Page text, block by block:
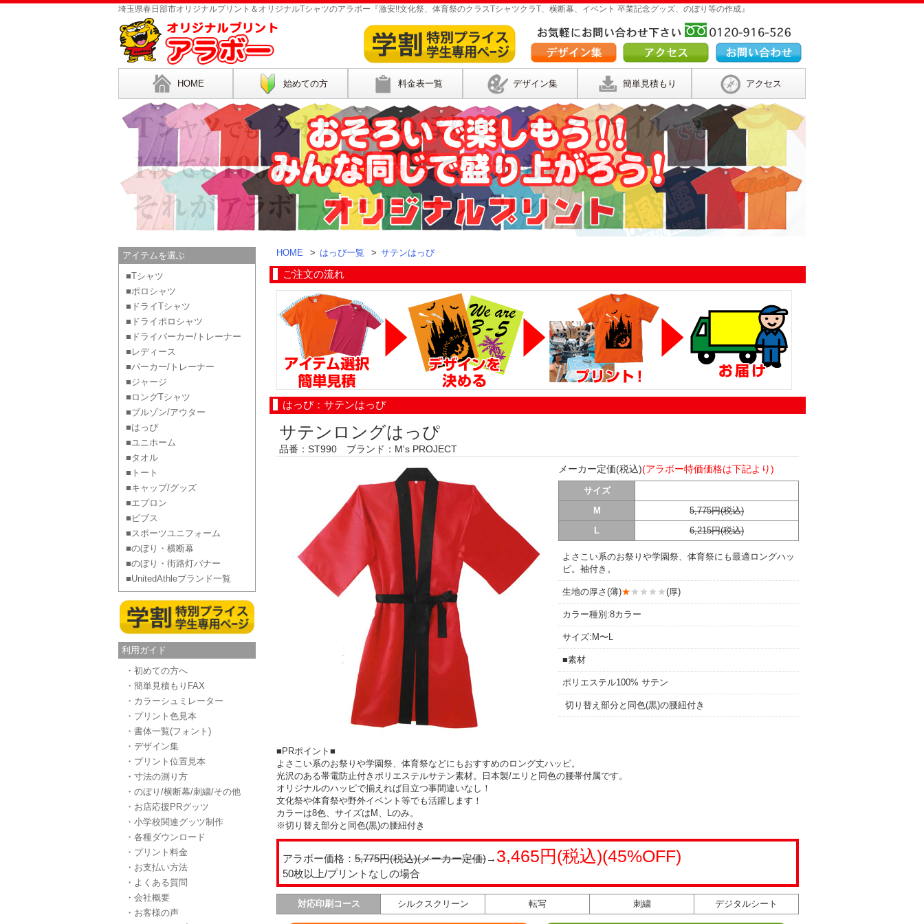
埼玉県春日部市オリジナルプリント＆オリジナルTシャツのアラボー『激安!!文化祭、体育祭のクラスTシャツクラT、横断幕、イベント 卒業記念グッズ、のぼり等の作成』
HOME 始めての方 料金表一覧 デザイン集 簡単見積もり アクセス
アイテムを選ぶ
■Tシャツ
■ポロシャツ
■ドライTシャツ
■ドライポロシャツ
■ドライパーカー/トレーナー
■レディース
■パーカー/トレーナー
■ジャージ
■ロングTシャツ
■ブルゾン/アウター
■はっぴ
■ユニホーム
■タオル
■トート
■キャップ/グッズ
■エプロン
■ビブス
■スポーツユニフォーム
■のぼり・横断幕
■のぼり・街路灯バナー
■UnitedAthleブランド一覧
利用ガイド
・初めての方へ
・簡単見積もりFAX
・カラーシュミレーター
・プリント色見本
・書体一覧(フォント)
・デザイン集
・プリント位置見本
・寸法の測り方
・のぼり/横断幕/刺繍/その他
・お店応援PRグッツ
・小学校関連グッツ制作
・各種ダウンロード
・プリント料金
・お支払い方法
・よくある質問
・会社概要
・お客様の声
HOME > はっぴ一覧 > サテンはっぴ
ご注文の流れ
はっぴ：サテンはっぴ
サテンロングはっぴ
品番：ST990 ブランド：M's PROJECT
メーカー定価(税込)(アラボー特価価格は下記より)
サイズ
M
5,775円(税込)
L
6,215円(税込)
よさこい系のお祭りや学園祭、体育祭にも最適ロングハッ
ピ。袖付き。
生地の厚さ(薄)★★★★★(厚)
カラー種別:8カラー
サイズ:M〜L
■素材
ポリエステル100% サテン
切り替え部分と同色(黒)の腰紐付き
■PRポイント■
よさこい系のお祭りや学園祭、体育祭などにもおすすめのロング丈ハッピ。
光沢のある帯電防止付きポリエステルサテン素材。日本製/エリと同色の腰帯付属です。
オリジナルのハッピで揃えれば目立つ事間違いなし！
文化祭や体育祭や野外イベント等でも活躍します！
カラーは8色、サイズはM、Lのみ。
※切り替え部分と同色(黒)の腰紐付き
アラボー価格： 5,775円(税込)(メーカー定価)→ 3,465円(税込)(45%OFF)
50枚以上/プリントなしの場合
対応印刷コース シルクスクリーン 転写 刺繍 デジタルシート